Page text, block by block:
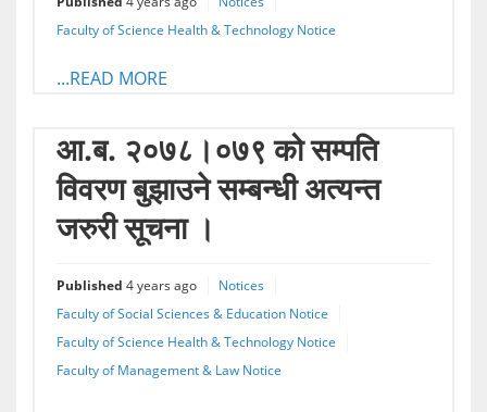
Faculty of Science Health & Technology Notice
...READ MORE
आ.ब. २०७८।०७९ को सम्पति
विवरण बुझाउने सम्बन्धी अत्यन्त
जरुरी सूचना ।
Published 4 years ago
Notices
Faculty of Social Sciences & Education Notice
Faculty of Science Health & Technology Notice
Faculty of Management & Law Notice